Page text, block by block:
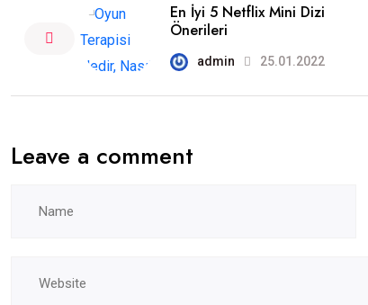
En İyi 5 Netflix Mini Dizi
Önerileri
admin 25.01.2022
Leave a comment